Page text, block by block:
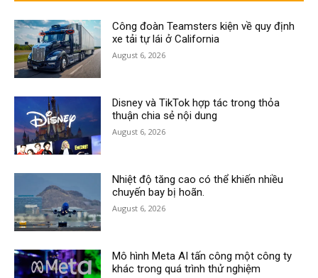
Công đoàn Teamsters kiện về quy định
xe tải tự lái ở California
August 6, 2026
Disney và TikTok hợp tác trong thỏa
thuận chia sẻ nội dung
August 6, 2026
Nhiệt độ tăng cao có thể khiến nhiều
chuyến bay bị hoãn.
August 6, 2026
Mô hình Meta AI tấn công một công ty
khác trong quá trình thử nghiệm